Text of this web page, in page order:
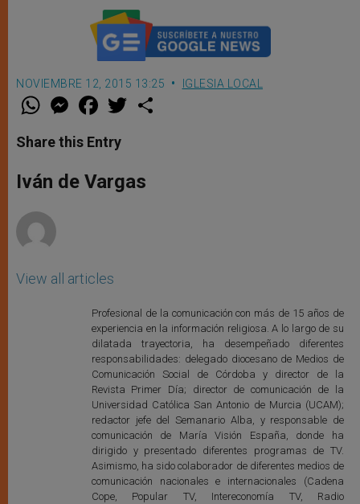
NOVIEMBRE 12, 2015 13:25 IGLESIA LOCAL
W
t
s
p
p
M
e
s
e
g
e
F
a
e
b
o
k
w
r
Share this Entry
Iván de Vargas
View all articles
Profesional de la comunicación con más de 15 años de
experiencia en la información religiosa. A lo largo de su
dilatada trayectoria, ha desempeñado diferentes
responsabilidades: delegado diocesano de Medios de
Comunicación Social de Córdoba y director de la
Revista Primer Día; director de comunicación de la
Universidad Católica San Antonio de Murcia (UCAM);
redactor jefe del Semanario Alba, y responsable de
comunicación de María Visión España, donde ha
dirigido y presentado diferentes programas de TV.
Asimismo, ha sido colaborador de diferentes medios de
comunicación nacionales e internacionales (Cadena
Cope, Popular TV, Intereconomía TV, Radio